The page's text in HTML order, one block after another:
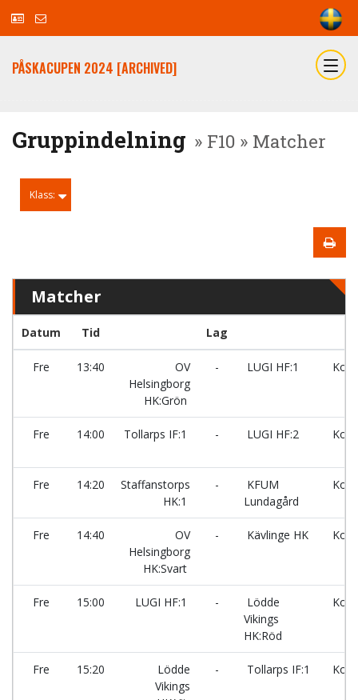
PÅSKACUPEN 2024 [ARCHIVED]
Gruppindelning » F10 » Matcher
Klass:
Matcher
Datum Tid Lag
Fre 13:40
OV
Helsingborg
HK:Grön
- LUGI HF:1
Fre 14:00 Tollarps IF:1 - LUGI HF:2
Fre 14:20
Staffanstorps
HK:1
-
KFUM
Lundagård
Fre 14:40
OV
Helsingborg
HK:Svart
- Kävlinge HK
Fre 15:00 LUGI HF:1 -
Lödde
Vikings
HK:Röd
Fre 15:20
Lödde
Vikings
- Tollarps IF:1